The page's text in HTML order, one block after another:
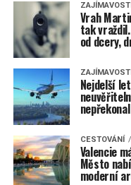
Vrah
tak
od dcery,
Nejdelší
nepřekonal
CESTOVÁNÍ
Valencie
Město
moderní